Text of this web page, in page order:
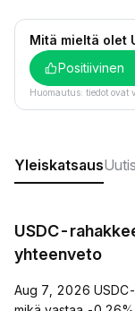
Mitä mieltä olet
Positiivinen
Huomautus: tiedot ovat
Yleiskatsaus
USDC-
yhteenveto
Aug 7, 2026